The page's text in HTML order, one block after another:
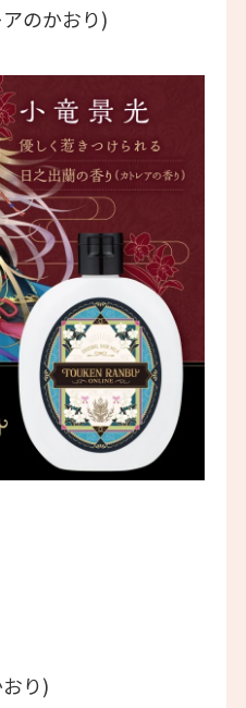
のかおり)
り)